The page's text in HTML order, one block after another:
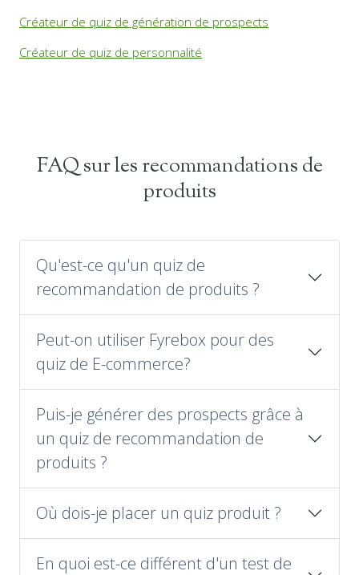
Créateur de quiz de génération de prospects
Créateur de quiz de personnalité
FAQ sur les recommandations de
produits
Qu'est-ce qu'un quiz de
recommandation de produits ?
Peut-on utiliser Fyrebox pour des
quiz de E-commerce?
Puis-je générer des prospects grâce à
un quiz de recommandation de
produits ?
Où dois-je placer un quiz produit ?
En quoi est-ce différent d'un test de